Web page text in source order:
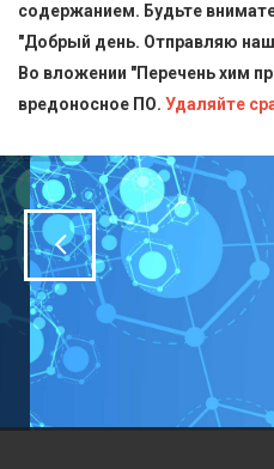
ПРОДУКЦИЯ
Блескообразующие
Индикаторы
Кислоты
Пищевая химия для
Стандарт-титры
Техническая химия
СТАТЬИ
ДОСТАВКА
СЕРТИФИКАТЫ
КОНТАКТЫ
содержанием. Будьте
"Добрый день. Отправляю
Во вложении "Перечень хим
вредоносное ПО. Удаляйте